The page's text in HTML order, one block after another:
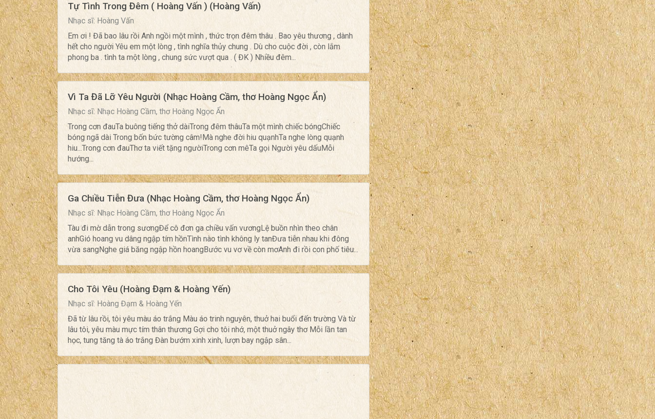
Tự Tình Trong Đêm ( Hoàng Vấn ) (Hoàng Vấn)
Nhạc sĩ: Hoàng Vấn
Em ơi ! Đã bao lâu rồi Anh ngồi một mình , thức trọn đêm thâu . Bao yêu thương , dành
hết cho người Yêu em một lòng , tình nghĩa thủy chung . Dù cho cuộc đời , còn lắm
phong ba . tình ta một lòng , chung sức vượt qua . ( ĐK ) Nhiều đêm...
Vì Ta Đã Lỡ Yêu Người (Nhạc Hoàng Cầm, thơ Hoàng Ngọc Ẩn)
Nhạc sĩ: Nhạc Hoàng Cầm, thơ Hoàng Ngọc Ẩn
Trong cơn đauTa buông tiếng thở dàiTrong đêm thâuTa một mình chiếc bóngChiếc
bóng ngã dài Trong bốn bức tường câm!Mà nghe đời hiu quạnhTa nghe lòng quạnh
hiu...Trong cơn đauThơ ta viết tặng ngườiTrong cơn mêTa gọi Người yêu dấuMỗi
hướng...
Ga Chiều Tiễn Đưa (Nhạc Hoàng Cầm, thơ Hoàng Ngọc Ẩn)
Nhạc sĩ: Nhạc Hoàng Cầm, thơ Hoàng Ngọc Ẩn
Tàu đi mờ dẫn trong sươngĐể cô đơn ga chiều vấn vươngLệ buồn nhìn theo chân
anhGió hoang vu dâng ngập tím hồnTình nào tình không ly tanĐưa tiễn nhau khi đông
vừa sangNghe giá băng ngập hồn hoangBước vu vơ về còn mơAnh đi rồi con phố tiêu...
Cho Tôi Yêu (Hoàng Đạm & Hoàng Yến)
Nhạc sĩ: Hoàng Đạm & Hoàng Yến
Đã từ lâu rồi, tôi yêu màu áo trắng Màu áo trinh nguyên, thuở hai buổi đến trường Và từ
lâu tôi, yêu màu mực tím thân thương Gợi cho tôi nhớ, một thuở ngây thơ Mỗi lần tan
học, tung tăng tà áo trắng Đàn bướm xinh xinh, lượn bay ngập sân...